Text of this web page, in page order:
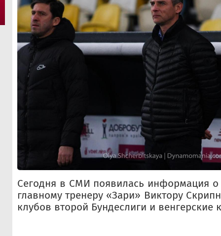
Сегодня в СМИ появилась информация о
главному тренеру «Зари» Виктору
клубов второй Бундеслиги и венгерские